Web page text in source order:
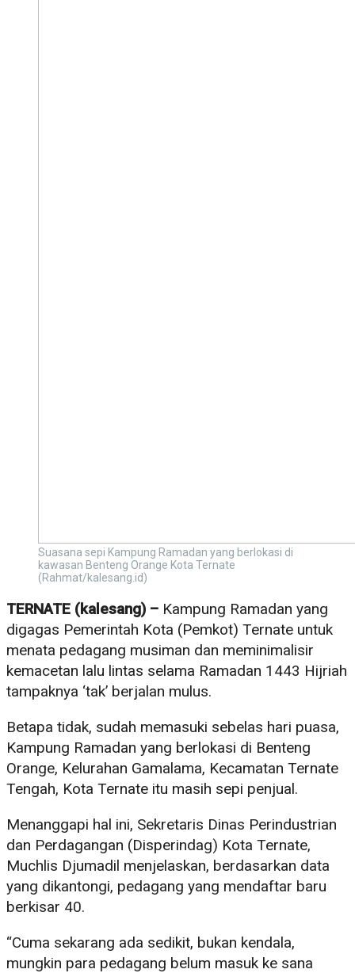
Suasana sepi Kampung Ramadan yang berlokasi di
kawasan Benteng Orange Kota Ternate
(Rahmat/kalesang.id)
TERNATE (kalesang) – Kampung Ramadan yang
digagas Pemerintah Kota (Pemkot) Ternate untuk
menata pedagang musiman dan meminimalisir
kemacetan lalu lintas selama Ramadan 1443 Hijriah
tampaknya ‘tak’ berjalan mulus.
Betapa tidak, sudah memasuki sebelas hari puasa,
Kampung Ramadan yang berlokasi di Benteng
Orange, Kelurahan Gamalama, Kecamatan Ternate
Tengah, Kota Ternate itu masih sepi penjual.
Menanggapi hal ini, Sekretaris Dinas Perindustrian
dan Perdagangan (Disperindag) Kota Ternate,
Muchlis Djumadil menjelaskan, berdasarkan data
yang dikantongi, pedagang yang mendaftar baru
berkisar 40.
“Cuma sekarang ada sedikit, bukan kendala,
mungkin para pedagang belum masuk ke sana